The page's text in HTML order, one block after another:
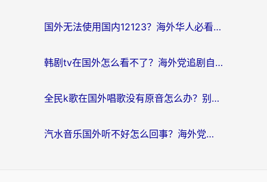
国外无法使用国内12123？海外华人必看：选对回国加速器，解决迪拜语音+12123访问难题
韩剧tv在国外怎么看不了？海外党追剧自由的终极解决方案来了
全民k歌在国外唱歌没有原音怎么办？别让地域限制毁了你的麦霸时刻
汽水音乐国外听不好怎么回事？海外党亲测有效的回国加速方案来了